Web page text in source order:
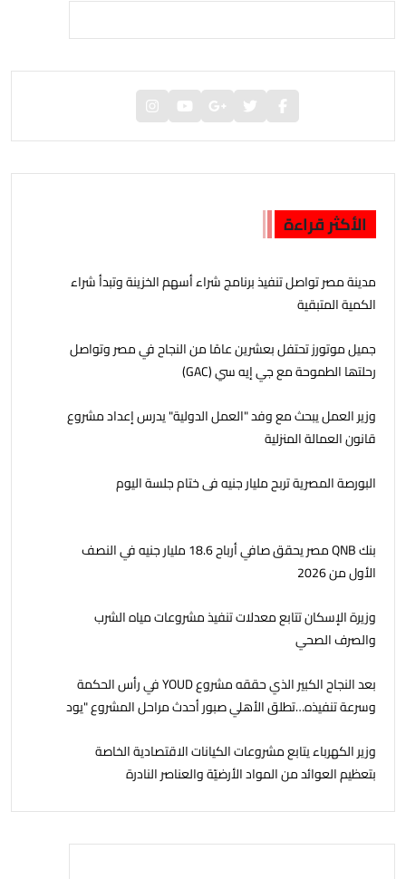
الأكثر قراءة
مدينة مصر تواصل تنفيذ برنامج شراء أسهم الخزينة وتبدأ شراء
الكمية المتبقية
جمیل موتورز تحتفل بعشرين عامًا من النجاح في مصر وتواصل
رحلتھا الطموحة مع جي إيه سي (GAC)
وزير العمل يبحث مع وفد "العمل الدولية" يدرس إعداد مشروع
قانون العمالة المنزلية
البورصة المصرية تربح مليار جنيه فى ختام جلسة اليوم
بنك QNB مصر يحقق صافي أرباح 18.6 مليار جنيه في النصف
الأول من 2026
وزيرة الإسكان تتابع معدلات تنفيذ مشروعات مياه الشرب
والصرف الصحي
بعد النجاح الكبير الذي حققه مشروع YOUD في رأس الحكمة
وسرعة تنفيذه…تطلق الأهلي صبور أحدث مراحل المشروع "يود
وزير الكهرباء يتابع مشروعات الكيانات الاقتصادية الخاصة
بتعظيم العوائد من المواد الأرضيّة والعناصر النادرة